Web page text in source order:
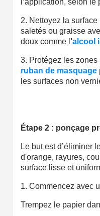
2. Nettoyez la
saletés ou graisse
doux comme l 'alcool
3. Protégez les
ruban de masquage
les surfaces non
Étape 2 : ponçage
Le but est d’éliminer
d'orange, rayures,
surface lisse et
1. Commencez avec
Trempez le papier